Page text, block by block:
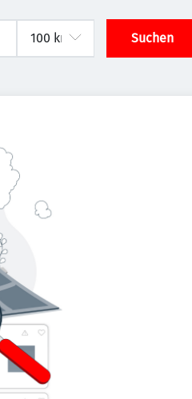
Suchen